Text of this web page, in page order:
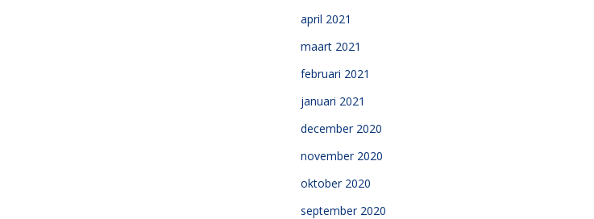
april 2021
maart 2021
februari 2021
januari 2021
december 2020
november 2020
oktober 2020
september 2020